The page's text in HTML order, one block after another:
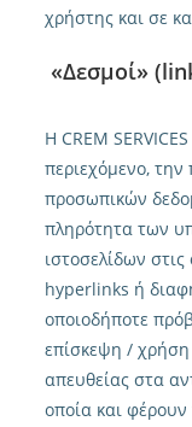
χρήστης και σε
«Δεσμοί»
Η CREM
περιεχόμενο, την
προσωπικών
πληρότητα των
ιστοσελίδων
hyperlinks ή
οποιοδήποτε
επίσκεψη / χρήση
απευθείας στα
οποία και